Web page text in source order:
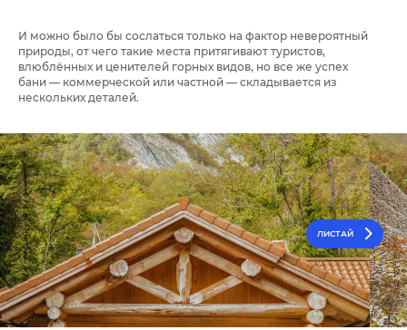
И можно было бы сослаться только на фактор невероятный
природы, от чего такие места притягивают туристов,
влюблённых и ценителей горных видов, но все же успех
бани — коммерческой или частной — складывается из
нескольких деталей.⁣⁣
ЛИСТАЙ